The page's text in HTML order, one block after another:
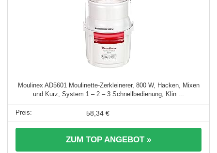
Moulinex AD5601 Moulinette-Zerkleinerer, 800 W, Hacken, Mixen
und Kurz, System 1 – 2 – 3 Schnellbedienung, Klin ...
58,34 €
ZUM TOP ANGEBOT »